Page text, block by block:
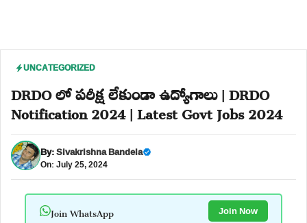
UNCATEGORIZED
DRDO లో పరీక్ష లేకుండా ఉద్యోగాలు | DRDO
Notification 2024 | Latest Govt Jobs 2024
By:Sivakrishna Bandela
On: July 25, 2024
Join WhatsApp Join Now